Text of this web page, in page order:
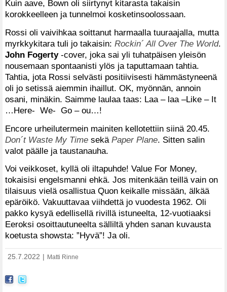
Kuin aave, Bown oli siirtynyt kitarasta takaisin
korokkeelleen ja tunnelmoi kosketinsoolossaan.
Rossi oli vaivihkaa soittanut harmaalla tuuraajalla, mutta
myrkkykitara tuli jo takaisin: Rockin´ All Over The World.
John Fogerty-cover, joka sai yli tuhatpäisen yleisön
nousemaan spontaanisti ylös ja taputtamaan tahtia.
Tahtia, jota Rossi selvästi positiivisesti hämmästyneenä
oli jo setissä aiemmin ihaillut. OK, myönnän, annoin
osani, minäkin. Saimme laulaa taas: Laa – laa –Like – It
…Here- We- Go – ou…!
Encore urheilutermein mainiten kellotettiin siinä 20.45.
Don´t Waste My Time sekä Paper Plane. Sitten salin
valot päälle ja taustanauha.
Voi veikkoset, kyllä oli iltapuhde! Value For Money,
tokaisisi engelsmanni ehkä. Jos mitenkään teillä vain on
tilaisuus vielä osallistua Quon keikalle missään, älkää
epäröikö. Vakuuttavaa viihdettä jo vuodesta 1962. Oli
pakko kysyä edellisellä rivillä istuneelta, 12-vuotiaaksi
Eeroksi osoittautuneelta sälliltä yhden sanan kuvausta
koetusta showsta: ”Hyvä”! Ja oli.
25.7.2022 Matti Rinne